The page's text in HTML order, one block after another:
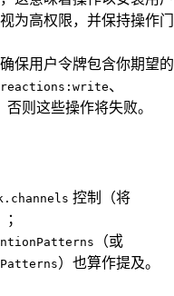
为高权限，并保持操作门
保用户令牌包含你期望的
reactions:write、
否则这些操作将失败。
控制（将
；
（或
）也算作提及。